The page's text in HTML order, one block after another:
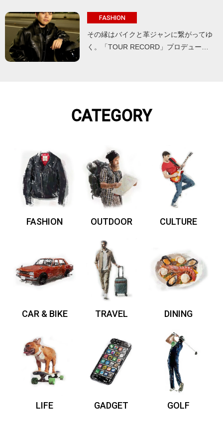
FASHION
その縁はバイクと革ジャンに繋がってゆ
く。「TOUR RECORD」プロデュー…
CATEGORY
FASHION OUTDOOR CULTURE
CAR & BIKE TRAVEL DINING
LIFE GADGET GOLF